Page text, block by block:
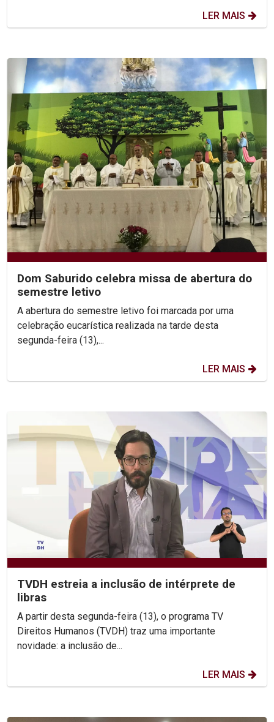
LER MAIS
Dom Saburido celebra missa de abertura do
semestre letivo
A abertura do semestre letivo foi marcada por uma
celebração eucarística realizada na tarde desta
segunda-feira (13),...
LER MAIS
TVDH estreia a inclusão de intérprete de
libras
A partir desta segunda-feira (13), o programa TV
Direitos Humanos (TVDH) traz uma importante
novidade: a inclusão de...
LER MAIS